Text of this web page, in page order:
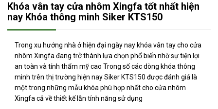
Khóa vân tay cửa nhôm Xingfa tốt nhất hiện
nay Khóa thông minh Siker KTS150
Trong xu hướng nhà ở hiện đại ngày nay khóa vân tay cho cửa
nhôm Xingfa đang trở thành lựa chọn phổ biến nhờ sự tiện lợi
an toàn và tính thẩm mỹ cao Trong số các dòng khóa thông
minh trên thị trường hiện nay Siker KTS150 được đánh giá là
một trong những mẫu khóa phù hợp nhất cho cửa nhôm
Xingfa cả về thiết kế lẫn tính năng sử dụng